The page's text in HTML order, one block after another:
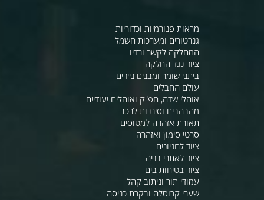
מראות פנורמיות וכדוריות
גנרטורים ומערכות חשמל
המחלקה לקשר ורדיו
ציוד נגד החלקה
ביתני שומר ומבנים ניידים
עולם החבלים
אוהלי שדה, חפ"ק ואוהלים יעודיים
מהבהבים וסירנות לרכב
תאורת אזהרה למטוסים
סרטי סימון ואזהרה
ציוד לחניונים
ציוד לאתרי בניה
ציוד בטיחות בים
עמודי תור וניתוב קהל
שערי קרוסלה ובקרת כניסה